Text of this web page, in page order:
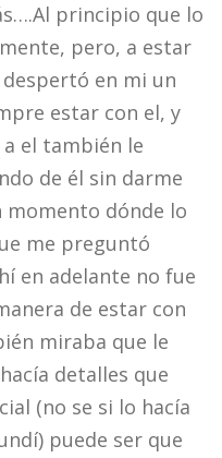
principio que lo
pero, a estar
en mi un
estar con el, y
el también le
de él sin darme
momento dónde lo
me preguntó
en adelante no fue
de estar con
miraba que le
detalles que
(no se si lo hacía
puede ser que